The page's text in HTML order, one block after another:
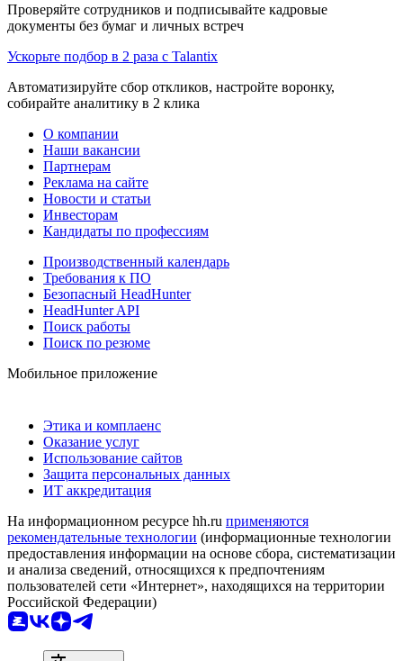
Проверяйте сотрудников и подписывайте кадровые
документы без бумаг и личных встреч
Ускорьте подбор в 2 раза с Talantix
Автоматизируйте сбор откликов, настройте воронку,
собирайте аналитику в 2 клика
О компании
Наши вакансии
Партнерам
Реклама на сайте
Новости и статьи
Инвесторам
Кандидаты по профессиям
Производственный календарь
Требования к ПО
Безопасный HeadHunter
HeadHunter API
Поиск работы
Поиск по резюме
Мобильное приложение
Этика и комплаенс
Оказание услуг
Использование сайтов
Защита персональных данных
ИТ аккредитация
На информационном ресурсе hh.ru применяются
рекомендательные технологии (информационные технологии
предоставления информации на основе сбора, систематизации
и анализа сведений, относящихся к предпочтениям
пользователей сети «Интернет», находящихся на территории
Российской Федерации)